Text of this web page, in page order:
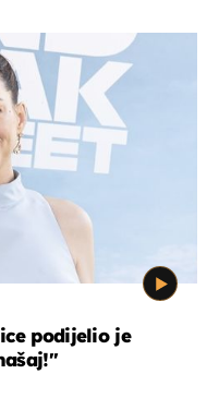
podijelio je